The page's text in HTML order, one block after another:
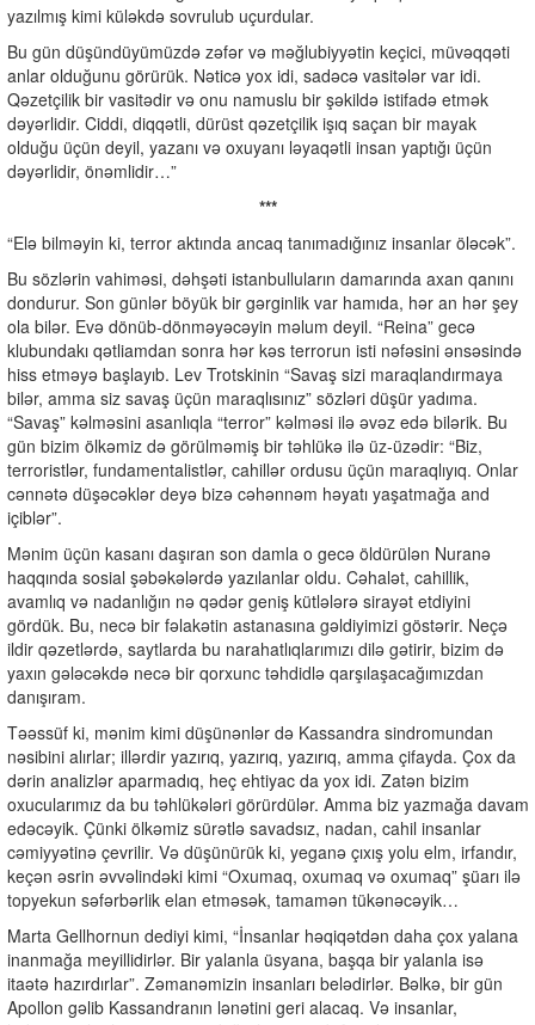
yazılmış kimi küləkdə sovrulub uçurdular.
Bu gün düşündüyümüzdə zəfər və məğlubiyyətin keçici, müvəqqəti
anlar olduğunu görürük. Nəticə yox idi, sadəcə vasitələr var idi.
Qəzetçilik bir vasitədir və onu namuslu bir şəkildə istifadə etmək
dəyərlidir. Ciddi, diqqətli, dürüst qəzetçilik işıq saçan bir mayak
olduğu üçün deyil, yazanı və oxuyanı ləyaqətli insan yaptığı üçün
dəyərlidir, önəmlidir…”
***
“Elə bilməyin ki, terror aktında ancaq tanımadığınız insanlar öləcək”.
Bu sözlərin vahiməsi, dəhşəti istanbulluların damarında axan qanını
dondurur. Son günlər böyük bir gərginlik var hamıda, hər an hər şey
ola bilər. Evə dönüb-dönməyəcəyin məlum deyil. “Reina” gecə
klubundakı qətliamdan sonra hər kəs terrorun isti nəfəsini ənsəsində
hiss etməyə başlayıb. Lev Trotskinin “Savaş sizi maraqlandırmaya
bilər, amma siz savaş üçün maraqlısınız” sözləri düşür yadıma.
“Savaş” kəlməsini asanlıqla “terror” kəlməsi ilə əvəz edə bilərik. Bu
gün bizim ölkəmiz də görülməmiş bir təhlükə ilə üz-üzədir: “Biz,
terroristlər, fundamentalistlər, cahillər ordusu üçün maraqlıyıq. Onlar
cənnətə düşəcəklər deyə bizə cəhənnəm həyatı yaşatmağa and
içiblər”.
Mənim üçün kasanı daşıran son damla o gecə öldürülən Nuranə
haqqında sosial şəbəkələrdə yazılanlar oldu. Cəhalət, cahillik,
avamlıq və nadanlığın nə qədər geniş kütlələrə sirayət etdiyini
gördük. Bu, necə bir fəlakətin astanasına gəldiyimizi göstərir. Neçə
ildir qəzetlərdə, saytlarda bu narahatlıqlarımızı dilə gətirir, bizim də
yaxın gələcəkdə necə bir qorxunc təhdidlə qarşılaşacağımızdan
danışıram.
Təəssüf ki, mənim kimi düşünənlər də Kassandra sindromundan
nəsibini alırlar; illərdir yazırıq, yazırıq, yazırıq, amma çifayda. Çox da
dərin analizlər aparmadıq, heç ehtiyac da yox idi. Zatən bizim
oxucularımız da bu təhlükələri görürdülər. Amma biz yazmağa davam
edəcəyik. Çünki ölkəmiz sürətlə savadsız, nadan, cahil insanlar
cəmiyyətinə çevrilir. Və düşünürük ki, yeganə çıxış yolu elm, irfandır,
keçən əsrin əvvəlindəki kimi “Oxumaq, oxumaq və oxumaq” şüarı ilə
topyekun səfərbərlik elan etməsək, tamamən tükənəcəyik…
Marta Gellhornun dediyi kimi, “İnsanlar həqiqətdən daha çox yalana
inanmağa meyillidirlər. Bir yalanla üsyana, başqa bir yalanla isə
itaətə hazırdırlar”. Zəmanəmizin insanları belədirlər. Bəlkə, bir gün
Apollon gəlib Kassandranın lənətini geri alacaq. Və insanlar,